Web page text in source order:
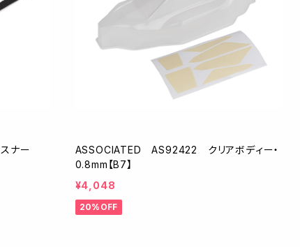
ナー
ASSOCIATED AS92422 クリアボディー・
0.8mm【B7】
¥4,048
20%OFF